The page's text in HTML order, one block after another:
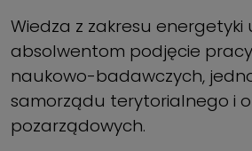
Wiedza z zakresu energetyki
absolwentom podjęcie
naukowo-badawczych,
samorządu terytorialnego i
pozarządowych.